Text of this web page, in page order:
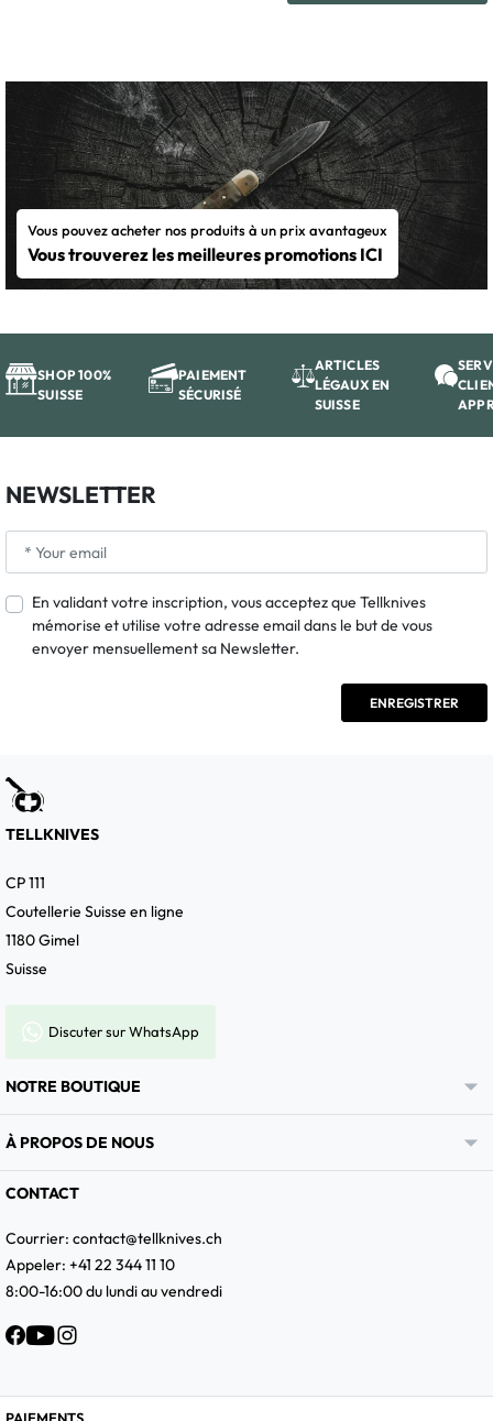
Vous pouvez acheter nos produits à un prix avantageux
Vous trouverez les meilleures promotions ICI
SHOP 100%
SUISSE
PAIEMENT
SÉCURISÉ
ARTICLES
LÉGAUX EN
SUISSE
NEWSLETTER
En validant votre inscription, vous acceptez que Tellknives
mémorise et utilise votre adresse email dans le but de vous
envoyer mensuellement sa Newsletter.
TELLKNIVES
CP 111
Coutellerie Suisse en ligne
1180 Gimel
Suisse
Discuter sur WhatsApp
NOTRE BOUTIQUE 
À PROPOS DE NOUS 
CONTACT
Courrier: contact@tellknives.ch
Appeler: +41 22 344 11 10
8:00-16:00 du lundi au vendredi